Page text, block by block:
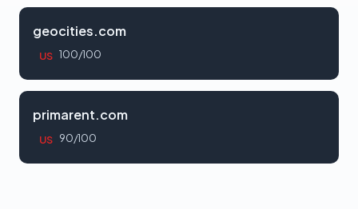
geocities.com
US 100/100
primarent.com
US 90/100